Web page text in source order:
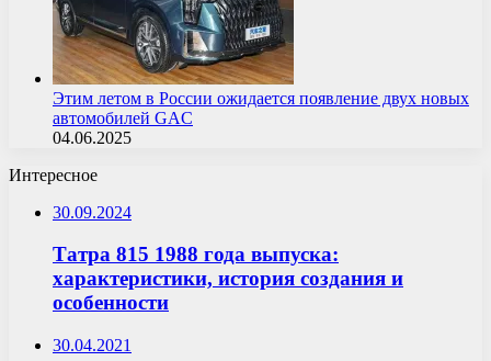
Этим летом в России ожидается появление двух новых
автомобилей GAC
04.06.2025
Интересное
30.09.2024
Татра 815 1988 года выпуска:
характеристики, история создания и
особенности
30.04.2021